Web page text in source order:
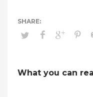
What you can